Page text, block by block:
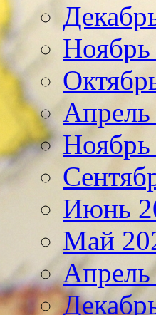
Ноябрь
Апрель
Июнь
Май